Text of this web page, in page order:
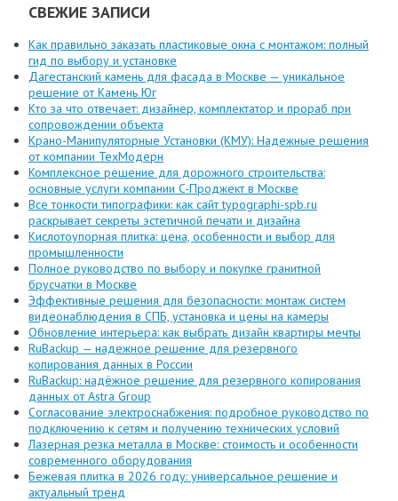
СВЕЖИЕ ЗАПИСИ
Как правильно заказать пластиковые окна с монтажом: полный
гид по выбору и установке
Дагестанский камень для фасада в Москве — уникальное
решение от Камень Юг
Кто за что отвечает: дизайнер, комплектатор и прораб при
сопровождении объекта
Крано-Манипуляторные Установки (КМУ): Надежные решения
от компании ТехМодерн
Комплексное решение для дорожного строительства:
основные услуги компании C-Проджект в Москве
Все тонкости типографики: как сайт typographi-spb.ru
раскрывает секреты эстетичной печати и дизайна
Кислотоупорная плитка: цена, особенности и выбор для
промышленности
Полное руководство по выбору и покупке гранитной
брусчатки в Москве
Эффективные решения для безопасности: монтаж систем
видеонаблюдения в СПБ, установка и цены на камеры
Обновление интерьера: как выбрать дизайн квартиры мечты
RuBackup — надежное решение для резервного
копирования данных в России
RuBackup: надёжное решение для резервного копирования
данных от Astra Group
Согласование электроснабжения: подробное руководство по
подключению к сетям и получению технических условий
Лазерная резка металла в Москве: стоимость и особенности
современного оборудования
Бежевая плитка в 2026 году: универсальное решение и
актуальный тренд